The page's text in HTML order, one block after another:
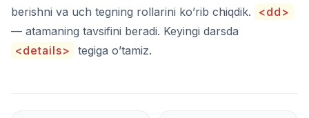
berishni va uch tegning rollarini ko’rib chiqdik.
<dd>
— atamaning tavsifini beradi. Keyingi darsda
<details>
tegiga o’tamiz.